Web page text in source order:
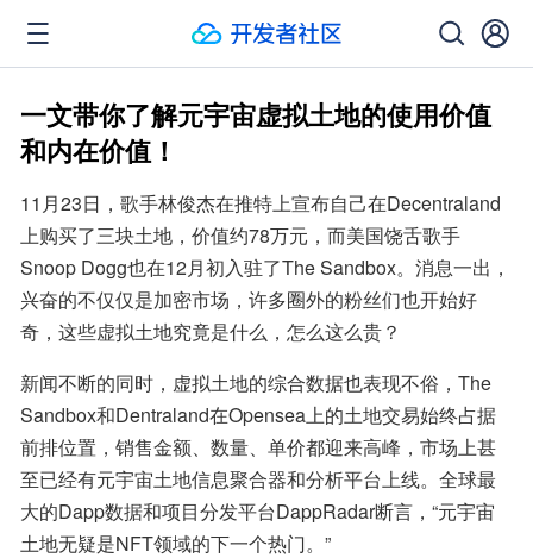
一文带你了解元宇宙虚拟土地的使用价值
和内在价值！
11月23日，歌手林俊杰在推特上宣布自己在Decentraland
上购买了三块土地，价值约78万元，而美国饶舌歌手
Snoop Dogg也在12月初入驻了The Sandbox。消息一出，
兴奋的不仅仅是加密市场，许多圈外的粉丝们也开始好
奇，这些虚拟土地究竟是什么，怎么这么贵？
新闻不断的同时，虚拟土地的综合数据也表现不俗，The
Sandbox和Dentraland在Opensea上的土地交易始终占据
前排位置，销售金额、数量、单价都迎来高峰，市场上甚
至已经有元宇宙土地信息聚合器和分析平台上线。全球最
大的Dapp数据和项目分发平台DappRadar断言，“元宇宙
土地无疑是NFT领域的下一个热门。”